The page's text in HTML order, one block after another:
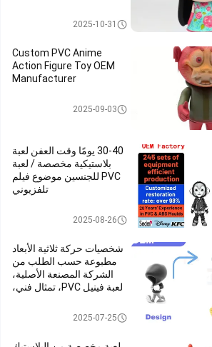
2025-10-31
Custom PVC Anime
Action Figure Toy OEM
Manufacturer
2025-09-03
30-40 يومًا وقت العفن لعبة
بلاستيكية مخصصة / لعبة
PVC للجنسين موضوع فيلم
تلفزيوني
2025-08-26
شخصيات حركة ثلاثية الأبعاد
مطبوعة حسب الطلب من
الشركة المصنعة الأصلية،
لعبة فينيل PVC، تمثال فني،
2025-07-25